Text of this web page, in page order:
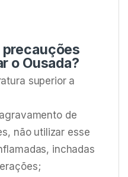
precauções
o Ousada?
superior a
de
não utilizar esse
inchadas